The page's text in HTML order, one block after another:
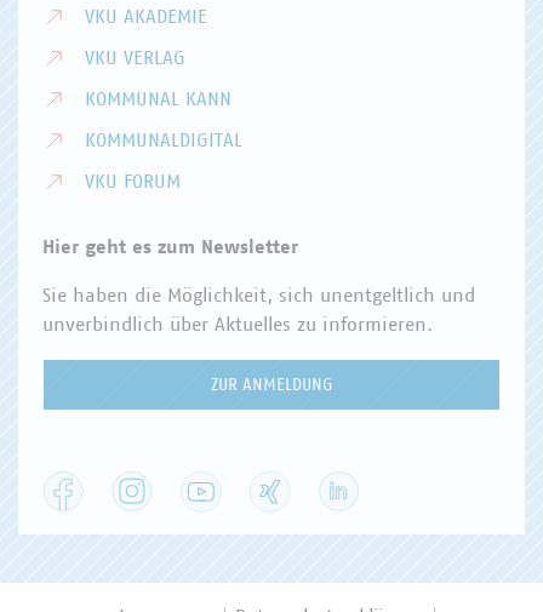
VKU AKADEMIE
VKU VERLAG
KOMMUNAL KANN
KOMMUNALDIGITAL
VKU FORUM
Hier geht es zum Newsletter
Sie haben die Möglichkeit, sich unentgeltlich und
unverbindlich über Aktuelles zu informieren.
ZUR ANMELDUNG
Facebook Instagram YouTube